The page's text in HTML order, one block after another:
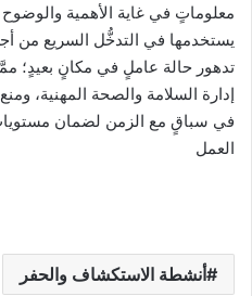
معلوماتٍ في غاية الأهمية
يستخدمها في التدخُّل السريع من
تدهور حالة عاملٍ في مكانٍ بعيدٍ؛
إدارة السلامة والصحة المهنية،
في سباقٍ مع الزمن لضمان
العمل
أنشطة الاستكشاف والحفر